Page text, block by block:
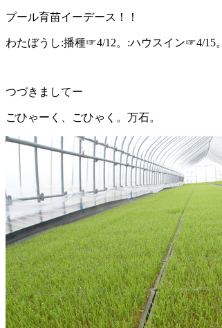
プール育苗イーデース！！
わたぼうし:播種☞4/12。:ハウスイン☞4/15。
つづきましてー
ごひゃーく、ごひゃく。万石。